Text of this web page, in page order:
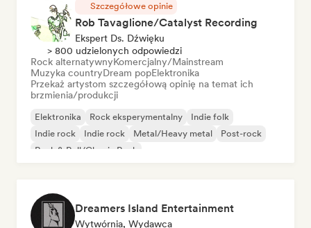
Szczegółowe opinie
Rob Tavaglione/Catalyst Recording
Ekspert Ds. Dźwięku
> 800 udzielonych odpowiedzi
Rock alternatywnyKomercjalny/Mainstream
Muzyka countryDream popElektronika
Przekaż artystom szczegółową opinię na temat ich
brzmienia/produkcji
Elektronika Rock eksperymentalny
Indie folk
Indie rock
Indie rock Metal/Heavy metal
Post-rock
Rock & Roll/Classic Rock
Dreamers Island Entertainment
Wytwórnia, Wydawca